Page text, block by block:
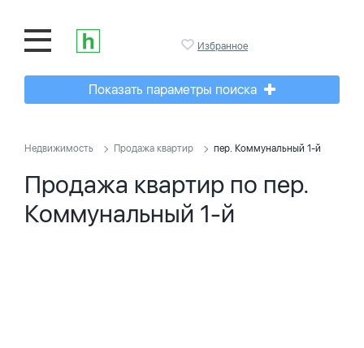
Избранное
Показать параметры поиска
Недвижимость Продажа квартир пер. Коммунальный 1-й
Продажа квартир по пер.
Коммунальный 1-й